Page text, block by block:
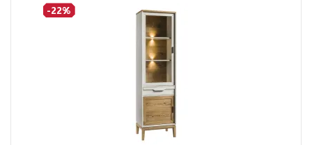
-22%